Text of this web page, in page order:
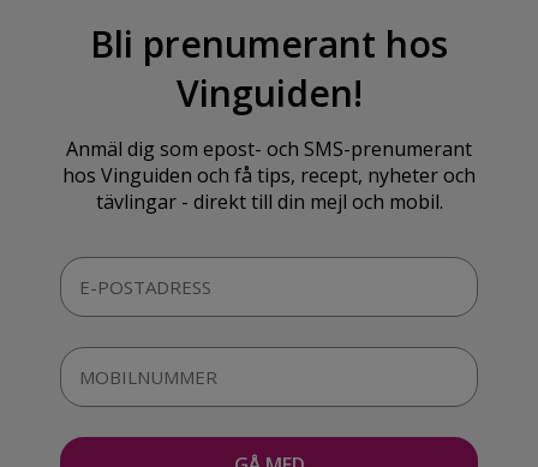
Bli prenumerant hos
Vinguiden!
Anmäl dig som epost- och SMS-prenumerant
hos Vinguiden och få tips, recept, nyheter och
tävlingar - direkt till din mejl och mobil.